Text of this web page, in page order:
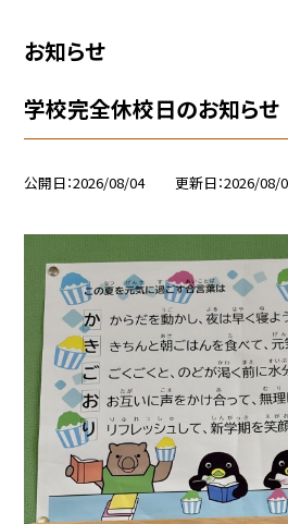
お知らせ
学校完全休校日のお知らせ
公開日 2026/08/04 更新日 2026/08/